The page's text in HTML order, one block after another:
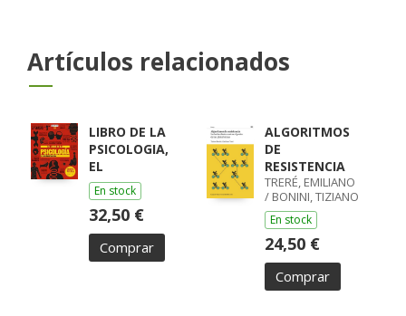
Artículos relacionados
LIBRO DE LA
PSICOLOGIA,
EL
En stock
32,50 €
Comprar
ALGORITMOS
DE
RESISTENCIA
TRERÉ, EMILIANO
/ BONINI, TIZIANO
En stock
24,50 €
Comprar